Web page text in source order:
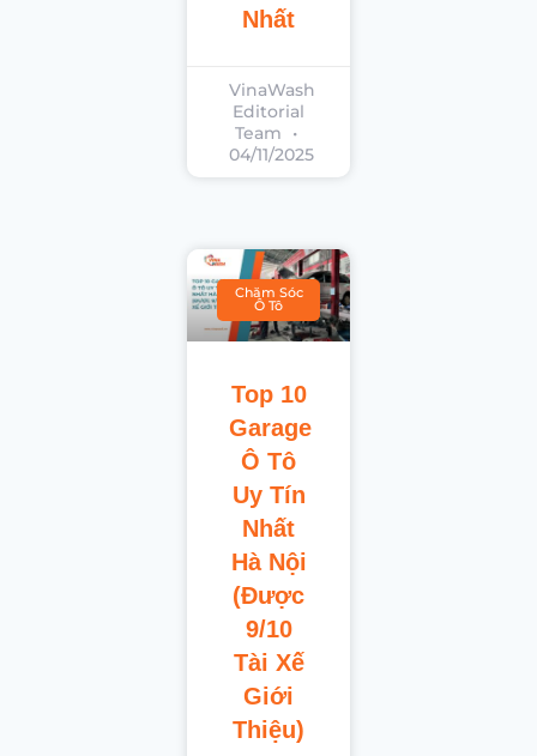
Nhất
VinaWash
Editorial
Team
04/11/2025
Chăm Sóc
Ô Tô
Top 10
Garage
Ô Tô
Uy Tín
Nhất
Hà Nội
(Được
9/10
Tài Xế
Giới
Thiệu)